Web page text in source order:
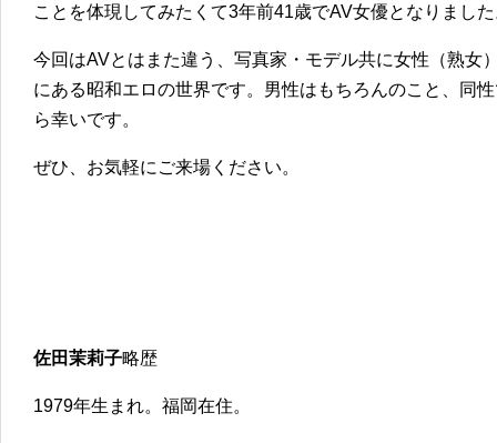
ことを体現してみたくて3年前41歳でAV女優となりまし
今回はAVとはまた違う、写真家・モデル共に女性（熟女
にある昭和エロの世界です。男性はもちろんのこと、同
ら幸いです。
ぜひ、お気軽にご来場ください。
佐田茉莉子略歴
1979年生まれ。福岡在住。